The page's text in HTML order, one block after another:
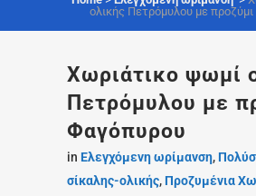
ολικής Πετρόμυλου με
Χωριάτικο ψωμί
Πετρόμυλου με
Φαγόπυρου
in Ελεγχόμενη ωρίμανση,
σίκαλης-ολικής,Προζυμένια